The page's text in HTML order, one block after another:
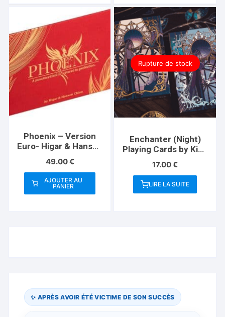
Phoenix – Version
Euro- Higar & Hanson
49.00€
AJOUTER AU
PANIER
Rupture de stock
Enchanter (Night)
Playing Cards by King
17.00€
LIRE LA SUITE
✨ APRÈS AVOIR ÉTÉ VICTIME DE SON SUCCÈS